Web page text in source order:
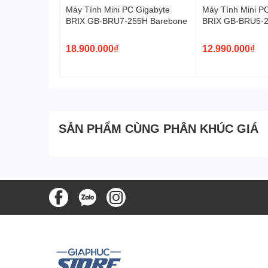
VGA rời
HDD lưu trữ
🔌 Kết nối đầy đủ
USB-A, USB-C
👉 Kết nối dễ:
Máy Tính Mini PC Gigabyte
BRIX GB-BRU7-255H Barebone
18.900.000₫
Máy Tính Mini
BRIX GB-BRU5-
12.990.000₫
SẢN PHẨM CÙNG PHÂN KHÚC GIÁ